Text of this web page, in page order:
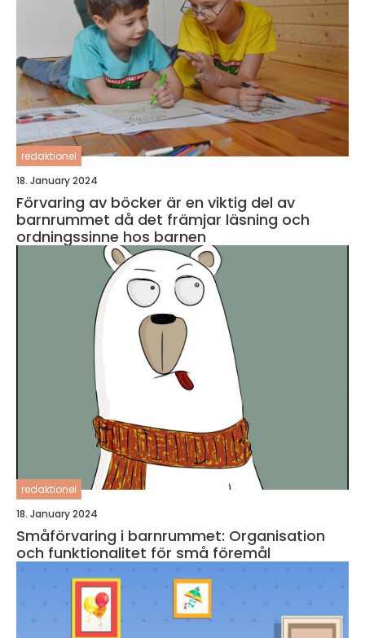
redaktionel
18. January 2024
Förvaring av böcker är en viktig del av
barnrummet då det främjar läsning och
ordningssinne hos barnen
redaktionel
18. January 2024
Småförvaring i barnrummet: Organisation
och funktionalitet för små föremål